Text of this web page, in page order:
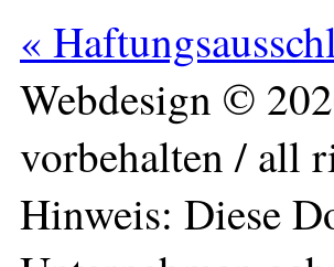
«
Webdesign ©
vorbehalten / all
Hinweis: Diese